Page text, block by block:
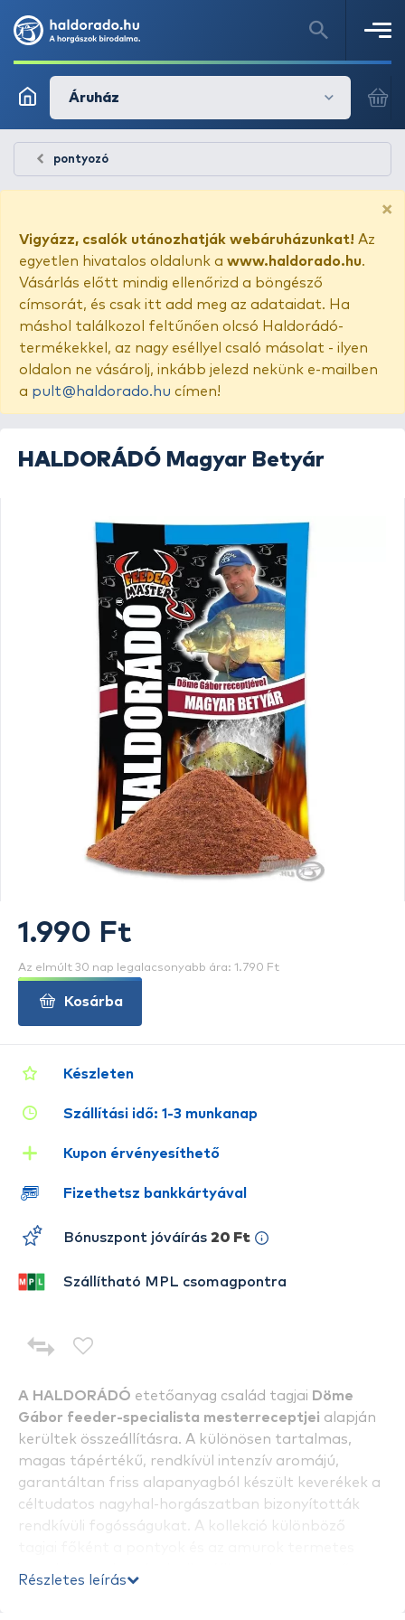
Áruház
pontyozó
×
Vigyázz, csalók utánozhatják webáruházunkat! Az
egyetlen hivatalos oldalunk a www.haldorado.hu.
Vásárlás előtt mindig ellenőrizd a böngésző
címsorát, és csak itt add meg az adataidat. Ha
máshol találkozol feltűnően olcsó Haldorádó-
termékekkel, az nagy eséllyel csaló másolat - ilyen
oldalon ne vásárolj, inkább jelezd nekünk e-mailben
a pult@haldorado.hu címen!
HALDORÁDÓ Magyar Betyár
A HALDORÁDÓ etetőanyag család tagjai Döme
Gábor feeder-specialista mesterreceptjei alapján
kerültek összeállításra. A különösen tartalmas,
magas tápértékű, rendkívül intenzív aromájú,
garantáltan friss alapanyagból készült keverékek a
céltudatos nagyhal-horgászatban bizonyították
rendkívüli fogósságukat. A kollekció különböző
Részletes leírás
Készleten
Szállítási idő: 1-3 munkanap
Kupon érvényesíthető
Fizethetsz bankkártyával
Bónuszpont jóváírás 20 Ft
Szállítható MPL csomagpontra
1.990 Ft
Az elmúlt 30 nap legalacsonyabb ára: 1.790 Ft
Kosárba